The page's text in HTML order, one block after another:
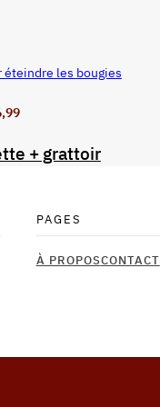
éteindre les bougies
+ grattoir
PAGES
À PROPOSCONTACT